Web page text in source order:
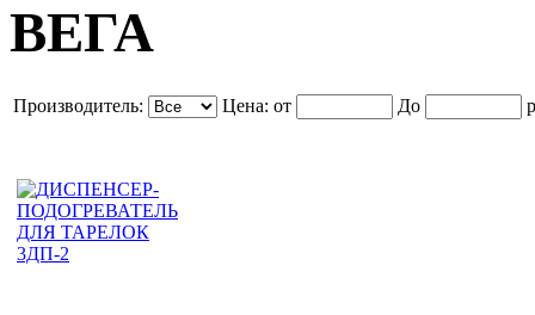
ВЕГА
Производитель: Цена: от До